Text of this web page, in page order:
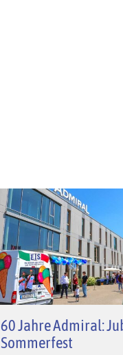
60 Jahre Admiral:
Sommerfest